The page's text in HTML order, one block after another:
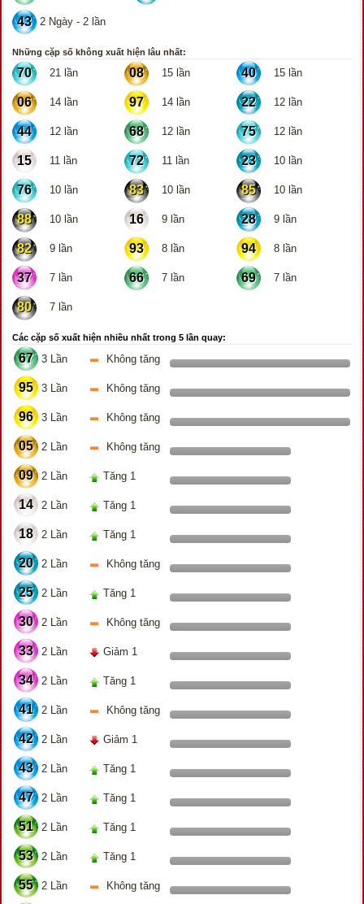
43 2 Ngày - 2 lần
Những cặp số không xuất hiện lâu nhất:
70 21 lần 08 15 lần 40 15 lần
06 14 lần 97 14 lần 22 12 lần
44 12 lần 68 12 lần 75 12 lần
15 11 lần 72 11 lần 23 10 lần
76 10 lần 83 10 lần 85 10 lần
88 10 lần 16 9 lần 28 9 lần
82 9 lần 93 8 lần 94 8 lần
37 7 lần 66 7 lần 69 7 lần
80 7 lần
Các cặp số xuất hiện nhiều nhất trong 5 lần quay:
67 3 Lần Không tăng
95 3 Lần Không tăng
96 3 Lần Không tăng
05 2 Lần Không tăng
09 2 Lần Tăng 1
14 2 Lần Tăng 1
18 2 Lần Tăng 1
20 2 Lần Không tăng
25 2 Lần Tăng 1
30 2 Lần Không tăng
33 2 Lần Giảm 1
34 2 Lần Tăng 1
41 2 Lần Không tăng
42 2 Lần Giảm 1
43 2 Lần Tăng 1
47 2 Lần Tăng 1
51 2 Lần Tăng 1
53 2 Lần Tăng 1
55 2 Lần Không tăng